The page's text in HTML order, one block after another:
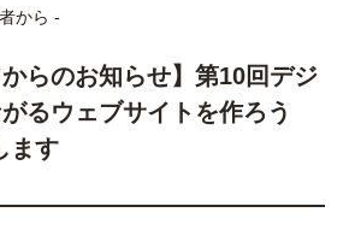
から -
からのお知らせ】第10回デジ
るウェブサイトを作ろう
ます